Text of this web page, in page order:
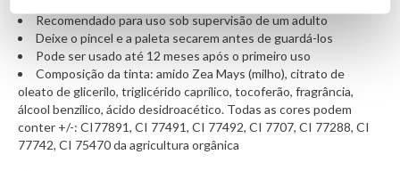
Recomendado para uso sob supervisão de um adulto
Deixe o pincel e a paleta secarem antes de guardá-los
Pode ser usado até 12 meses após o primeiro uso
Composição da tinta: amido Zea Mays (milho), citrato de
oleato de glicerilo, triglicérido caprílico, tocoferão, fragrância,
álcool benzílico, ácido desidroacético. Todas as cores podem
conter +/-: CI77891, CI 77491, CI 77492, CI 7707, CI 77288, CI
77742, CI 75470 da agricultura orgânica